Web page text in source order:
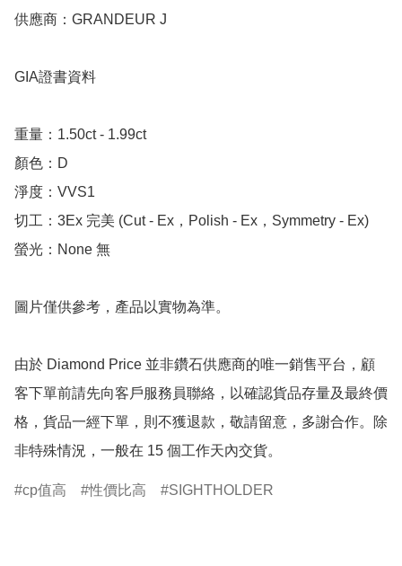
供應商：GRANDEUR J
GIA證書資料
重量：1.50ct - 1.99ct
顏色：D
淨度：VVS1
切工：3Ex 完美 (Cut - Ex，Polish - Ex，Symmetry - Ex)
螢光：None 無
圖片僅供參考，產品以實物為準。
由於 Diamond Price 並非鑽石供應商的唯一銷售平台，顧
客下單前請先向客戶服務員聯絡，以確認貨品存量及最終價
格，貨品一經下單，則不獲退款，敬請留意，多謝合作。除
非特殊情況，一般在 15 個工作天內交貨。
cp值高 性價比高 SIGHTHOLDER